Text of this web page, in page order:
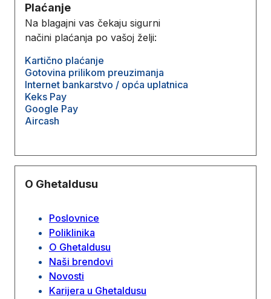
Plaćanje
Na blagajni vas čekaju sigurni
načini plaćanja po vašoj želji:
Kartično plaćanje
Gotovina prilikom preuzimanja
Internet bankarstvo / opća uplatnica
Keks Pay
Google Pay
Aircash
O Ghetaldusu
Poslovnice
Poliklinika
O Ghetaldusu
Naši brendovi
Novosti
Karijera u Ghetaldusu